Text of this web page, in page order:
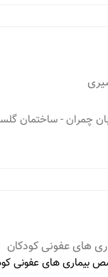
های عفونی کودکان
های عفونی